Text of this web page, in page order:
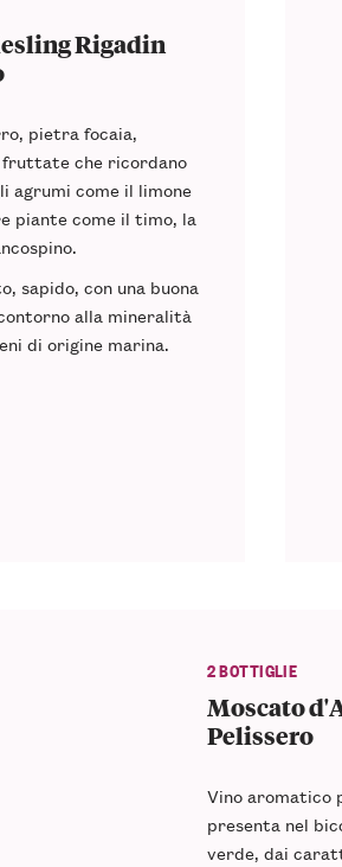
Rigadin
pietra focaia,
che ricordano
agrumi come il limone
piante come il timo, la
sapido, con una buona
alla mineralità
di origine marina.
2 BOTTIGLIE
Moscato
Pelissero
Vino aromatico
presenta nel
verde, dai